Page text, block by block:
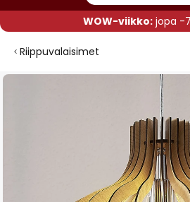
WOW-viikko:jopa -
Riippuvalaisimet
Skip